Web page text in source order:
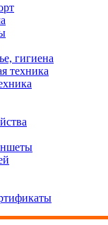
гигиена
техника